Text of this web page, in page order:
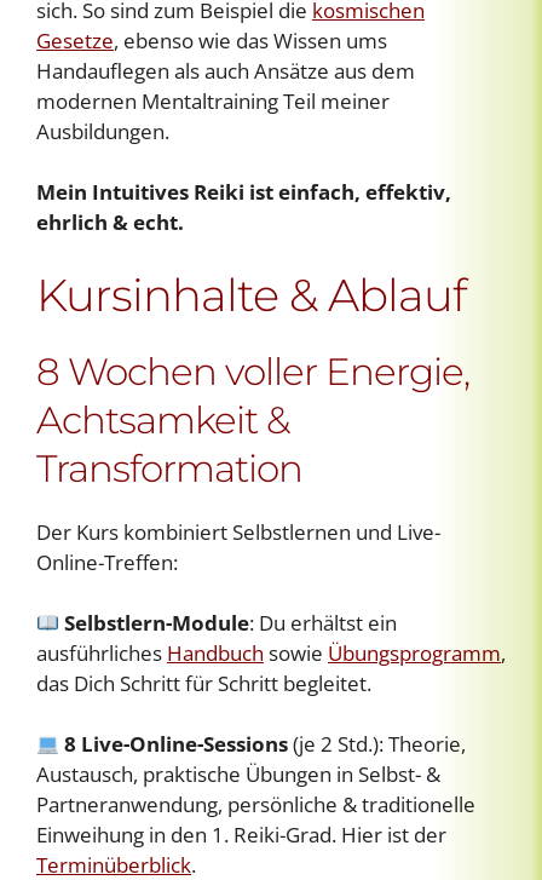
sich. So sind zum Beispiel die kosmischen
Gesetze, ebenso wie das Wissen ums
Handauflegen als auch Ansätze aus dem
modernen Mentaltraining Teil meiner
Ausbildungen.
Mein Intuitives Reiki ist einfach, effektiv,
ehrlich & echt.
Kursinhalte & Ablauf
8 Wochen voller Energie,
Achtsamkeit &
Transformation
Der Kurs kombiniert Selbstlernen und Live-
Online-Treffen:
Selbstlern-Module: Du erhältst ein
ausführliches Handbuch sowie Übungsprogramm,
das Dich Schritt für Schritt begleitet.
8 Live-Online-Sessions(je 2 Std.): Theorie,
Austausch, praktische Übungen in Selbst- &
Partneranwendung, persönliche & traditionelle
Einweihung in den 1. Reiki-Grad. Hier ist der
Terminüberblick.